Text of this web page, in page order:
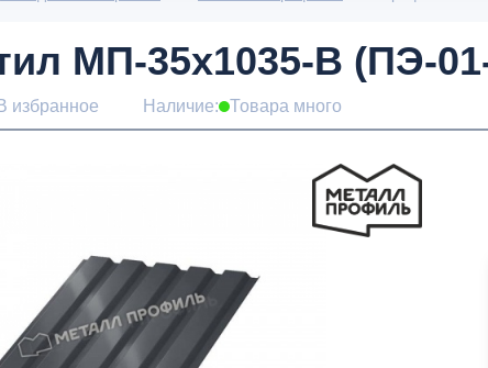
МП-35x1035-B (ПЭ-
В избранное Наличие: Товара много